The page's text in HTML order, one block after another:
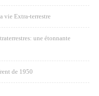
vie Extra-terrestre
une étonnante
de 1950